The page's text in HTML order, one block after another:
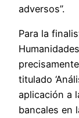
adversos”.
Para la
titulado
aplicación a
bancales en